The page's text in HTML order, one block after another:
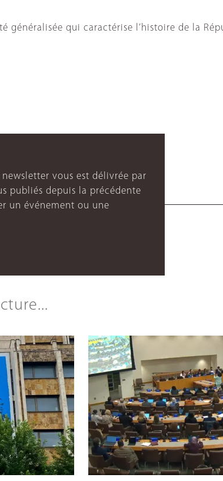
généralisée qui caractérise l’histoire de la
vous est délivrée par
publiés depuis la précédente
un événement ou une